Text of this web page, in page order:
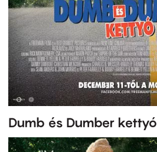
Dumb és Dumber kettyó